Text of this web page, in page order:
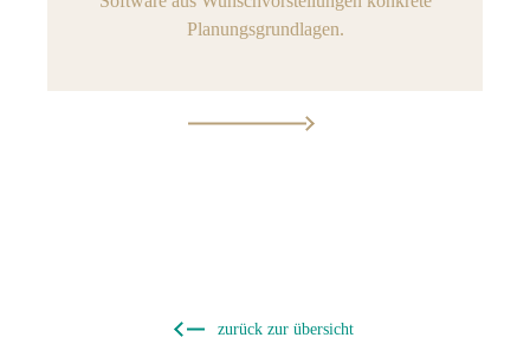
Planungsgrundlagen.
zurück zur übersicht